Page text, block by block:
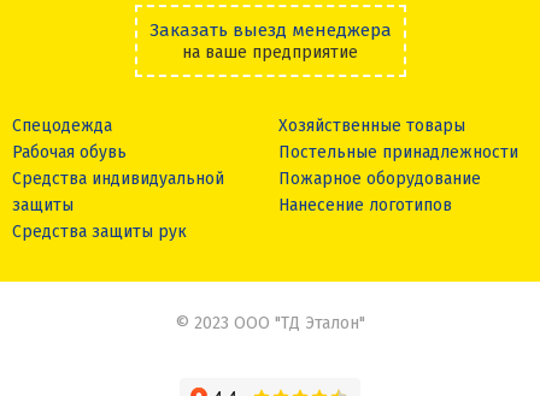
Заказать выезд менеджера
на ваше предприятие
Спецодежда
Рабочая обувь
Средства индивидуальной
защиты
Средства защиты рук
Хозяйственные товары
Постельные принадлежности
Пожарное оборудование
Нанесение логотипов
© 2023 ООО "ТД Эталон"